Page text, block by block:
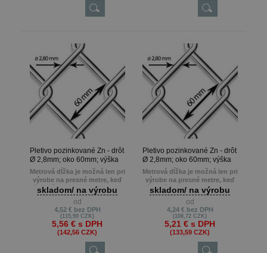
Pletivo pozinkované Zn - drôt
Ø 2,8mm; oko 60mm; výška
160cm
Metrová dĺžka je možná len pri
výrobe na presné metre, keď
zákazník potrebuje napr. 22m ,
13m atď.
Min. odber je 10 m.
skladom/ na výrobu
od
4,52 € bez DPH
(115,90 CZK)
5,56 € s DPH
(142,56 CZK)
Pletivo pozinkované Zn - drôt
Ø 2,8mm; oko 60mm; výška
150cm
Metrová dĺžka je možná len pri
výrobe na presné metre, keď
zákazník potrebuje napr. 22m ,
13m atď.
Min. odber je 10 m.
skladom/ na výrobu
od
4,24 € bez DPH
(108,72 CZK)
5,21 € s DPH
(133,59 CZK)